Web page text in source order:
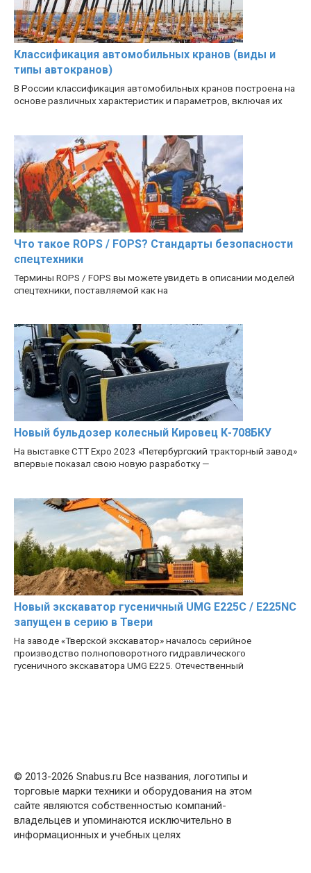
Классификация автомобильных кранов (виды и
типы автокранов)
В России классификация автомобильных кранов построена на
основе различных характеристик и параметров, включая их
Что такое ROPS / FOPS? Стандарты безопасности
спецтехники
Термины ROPS / FOPS вы можете увидеть в описании моделей
спецтехники, поставляемой как на
Новый бульдозер колесный Кировец К-708БКУ
На выставке CTT Expo 2023 «Петербургский тракторный завод»
впервые показал свою новую разработку —
Новый экскаватор гусеничный UMG E225C / E225NC
запущен в серию в Твери
На заводе «Тверской экскаватор» началось серийное
производство полноповоротного гидравлического
гусеничного экскаватора UMG E225. Отечественный
© 2013-2026 Snabus.ru Все названия, логотипы и
торговые марки техники и оборудования на этом
сайте являются собственностью компаний-
владельцев и упоминаются исключительно в
информационных и учебных целях